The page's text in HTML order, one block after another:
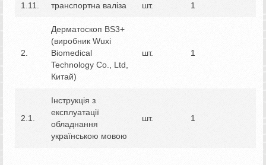
1.11. транспортна валіза шт. 1
2.
Дерматоскоп BS3+
(виробник Wuxi
Biomedical
Technology Co., Ltd,
Китай)
шт. 1
2.1.
Інструкція з
експлуатації
обладнання
українською мовою
шт. 1